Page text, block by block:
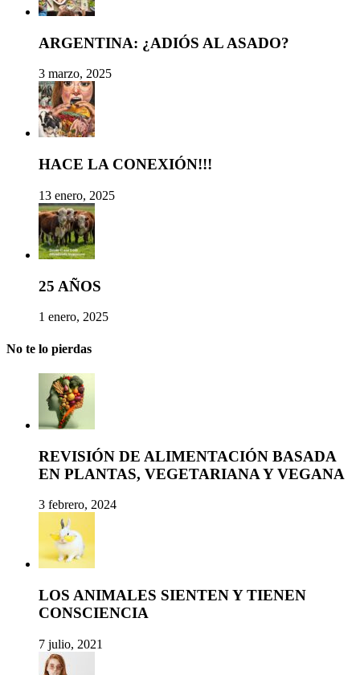
ARGENTINA: ¿ADIÓS AL ASADO?
3 marzo, 2025
HACE LA CONEXIÓN!!!
13 enero, 2025
25 AÑOS
1 enero, 2025
No te lo pierdas
REVISIÓN DE ALIMENTACIÓN BASADA
EN PLANTAS, VEGETARIANA Y VEGANA
3 febrero, 2024
LOS ANIMALES SIENTEN Y TIENEN
CONSCIENCIA
7 julio, 2021